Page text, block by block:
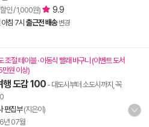
인 / 1,000원) 9.9
침 7시 출근전 배송 변경
조절 테이블 · 이동식 빨래 바구니 (이벤트 도서
만원 이상)
행 도감 100 - 대도시부터 소도시까지, 꼭
편집부(지은이)
년 07월